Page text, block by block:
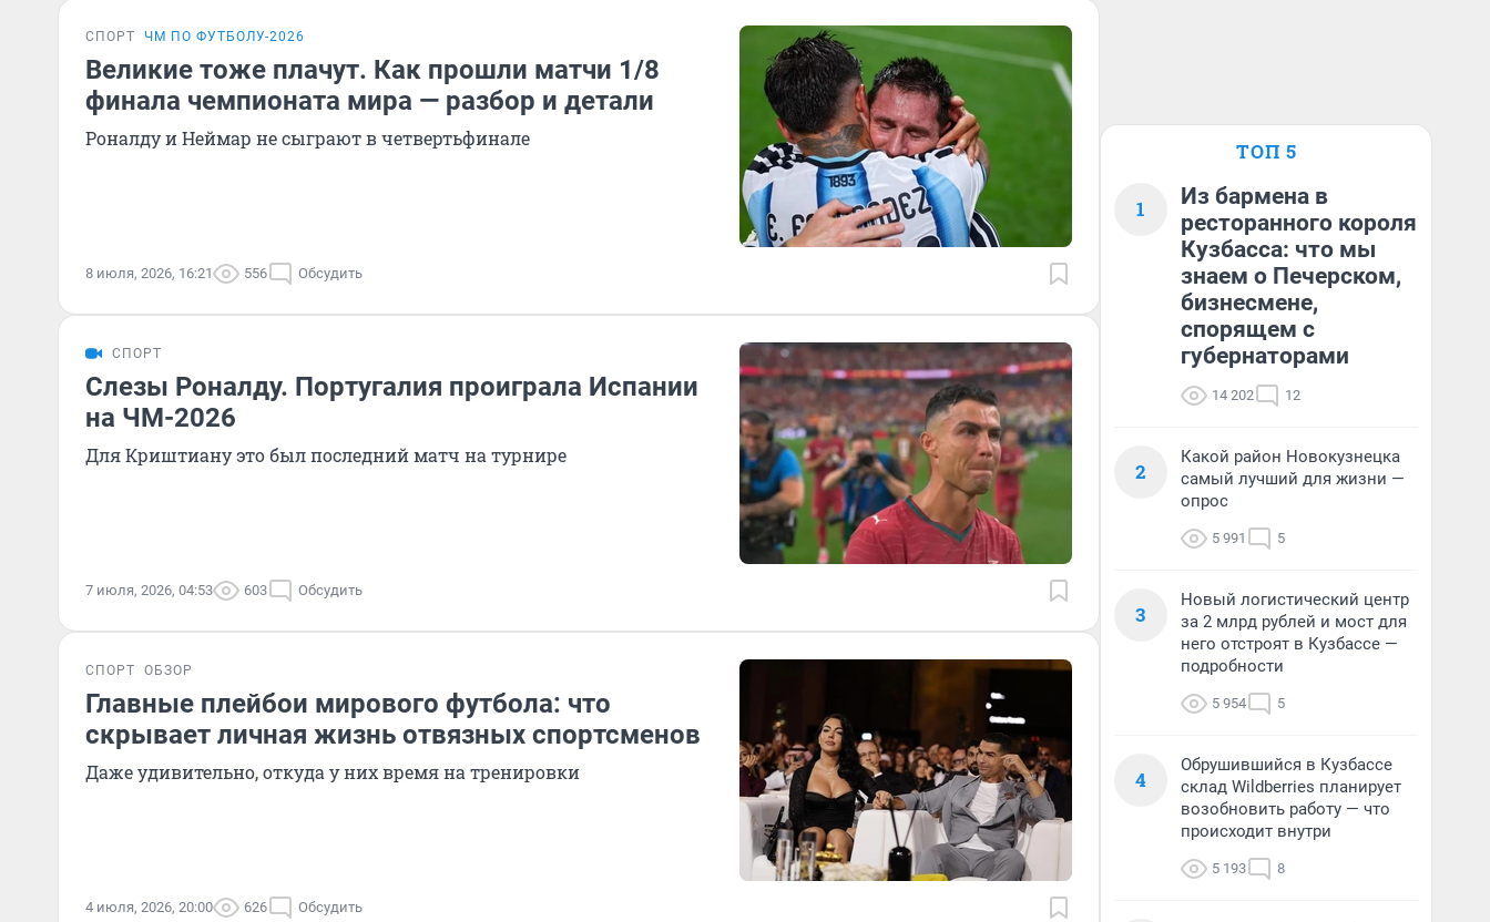
СПОРТ ЧМ ПО ФУТБОЛУ-2026
Великие тоже плачут. Как прошли матчи 1/8
финала чемпионата мира — разбор и детали
Роналду и Неймар не сыграют в четвертьфинале
8 июля, 2026, 16:21 556 Обсудить
СПОРТ
Слезы Роналду. Португалия проиграла Испании
на ЧМ-2026
Для Криштиану это был последний матч на турнире
7 июля, 2026, 04:53 603 Обсудить
СПОРТ ОБЗОР
Главные плейбои мирового футбола: что
скрывает личная жизнь отвязных спортсменов
Даже удивительно, откуда у них время на тренировки
4 июля, 2026, 20:00 626 Обсудить
ТОП 5
1
Из бармена в
ресторанного короля
Кузбасса: что мы
знаем о Печерском,
бизнесмене,
спорящем с
губернаторами
14 202 12
2
Какой район Новокузнецка
самый лучший для жизни —
опрос
5 991 5
3
Новый логистический центр
за 2 млрд рублей и мост для
него отстроят в Кузбассе —
подробности
5 954 5
4
Обрушившийся в Кузбассе
склад Wildberries планирует
возобновить работу — что
происходит внутри
5 193 8